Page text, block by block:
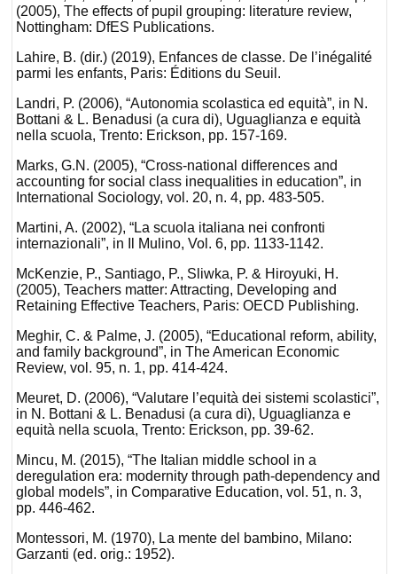
(2005), The effects of pupil grouping: literature review,
Nottingham: DfES Publications.
Lahire, B. (dir.) (2019), Enfances de classe. De l’inégalité
parmi les enfants, Paris: Éditions du Seuil.
Landri, P. (2006), “Autonomia scolastica ed equità”, in N.
Bottani & L. Benadusi (a cura di), Uguaglianza e equità
nella scuola, Trento: Erickson, pp. 157-169.
Marks, G.N. (2005), “Cross-national differences and
accounting for social class inequalities in education”, in
International Sociology, vol. 20, n. 4, pp. 483-505.
Martini, A. (2002), “La scuola italiana nei confronti
internazionali”, in Il Mulino, Vol. 6, pp. 1133-1142.
McKenzie, P., Santiago, P., Sliwka, P. & Hiroyuki, H.
(2005), Teachers matter: Attracting, Developing and
Retaining Effective Teachers, Paris: OECD Publishing.
Meghir, C. & Palme, J. (2005), “Educational reform, ability,
and family background”, in The American Economic
Review, vol. 95, n. 1, pp. 414-424.
Meuret, D. (2006), “Valutare l’equità dei sistemi scolastici”,
in N. Bottani & L. Benadusi (a cura di), Uguaglianza e
equità nella scuola, Trento: Erickson, pp. 39-62.
Mincu, M. (2015), “The Italian middle school in a
deregulation era: modernity through path-dependency and
global models”, in Comparative Education, vol. 51, n. 3,
pp. 446-462.
Montessori, M. (1970), La mente del bambino, Milano:
Garzanti (ed. orig.: 1952).